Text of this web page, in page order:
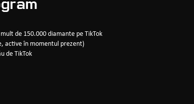
de 150.000 diamante pe TikTok
active în momentul prezent)
de TikTok